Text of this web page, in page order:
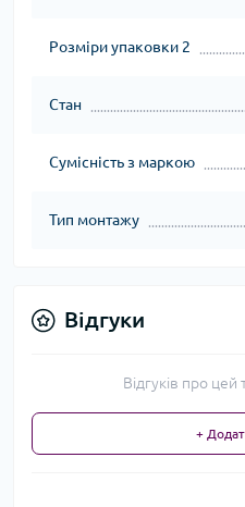
Розміри упаковки 2
Стан
Сумісність з маркою
Тип монтажу
Відгуки
Відгуків про
+